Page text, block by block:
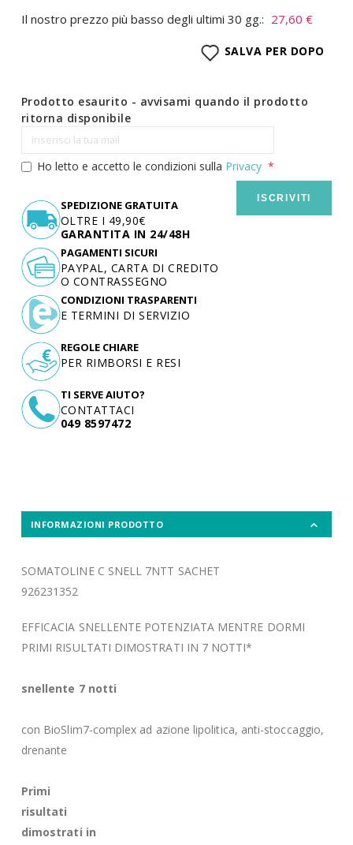
Il nostro prezzo più basso degli ultimi 30 gg.: 27,60 €
SALVA PER DOPO
Prodotto esaurito - avvisami quando il prodotto
ritorna disponibile
Ho letto e accetto le condizioni sulla Privacy
ISCRIVITI
SPEDIZIONE GRATUITA
OLTRE I 49,90€
GARANTITA IN 24/48H
TI SERVE AIUTO?
CONTATTACI
049 8597472
PAGAMENTI SICURI
PAYPAL, CARTA DI CREDITO
O CONTRASSEGNO
CONDIZIONI TRASPARENTI
E TERMINI DI SERVIZIO
REGOLE CHIARE
PER RIMBORSI E RESI
INFORMAZIONI PRODOTTO
SOMATOLINE C SNELL 7NTT SACHET
926231352
EFFICACIA SNELLENTE POTENZIATA MENTRE DORMI
PRIMI RISULTATI DIMOSTRATI IN 7 NOTTI*
snellente 7 notti
con BioSlim7-complex ad azione lipolitica, anti-stoccaggio,
drenante
Primi
risultati
dimostrati in